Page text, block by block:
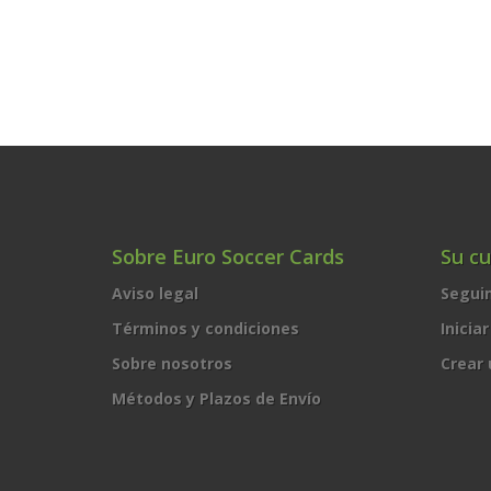
Sobre Euro Soccer Cards
Aviso legal
Términos y condiciones
Sobre nosotros
Métodos y Plazos de Envío
Su
Crear